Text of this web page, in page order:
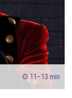
11–13 min